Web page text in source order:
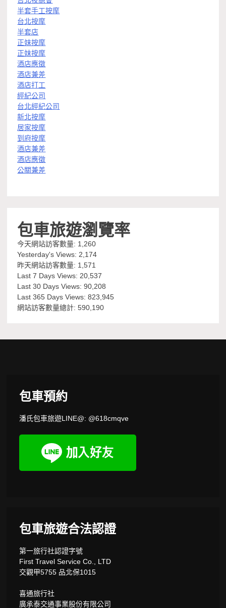
半套手工按摩
台北按摩
半套店
正妹按摩
正妹按摩
酒店應徵
酒店兼差
酒店打工
經紀公司
台北經紀公司
新北按摩
居家按摩
到府按摩
酒店兼差
酒店應徵
公關兼差
包車旅遊瀏覽率
今天網站訪客數量: 1,260
Yesterday's Views:2,174
昨天網站訪客數量: 1,571
Last 7 Days Views:20,537
Last 30 Days Views:90,208
Last 365 Days Views:823,945
網站訪客數量總計:590,190
包車預約
潘氏包車旅遊LINE@: @618cmqve
包車旅遊合法認證
第一旅行社認證字號
First Travel Service Co., LTD
交觀甲5755 品北保1015
喜通旅行社
廣承泰交通事業股份有限公司